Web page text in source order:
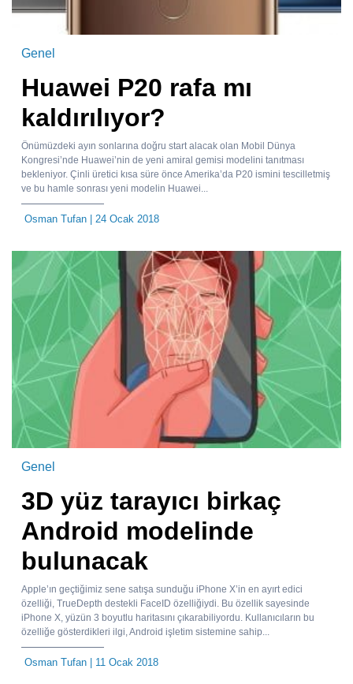
Genel
Huawei P20 rafa mı
kaldırılıyor?
Önümüzdeki ayın sonlarına doğru start alacak olan Mobil Dünya
Kongresi’nde Huawei’nin de yeni amiral gemisi modelini tanıtması
bekleniyor. Çinli üretici kısa süre önce Amerika’da P20 ismini tescilletmiş
ve bu hamle sonrası yeni modelin Huawei...
Osman Tufan | 24 Ocak 2018
Genel
3D yüz tarayıcı birkaç
Android modelinde
bulunacak
Apple’ın geçtiğimiz sene satışa sunduğu iPhone X’in en ayırt edici
özelliği, TrueDepth destekli FaceID özelliğiydi. Bu özellik sayesinde
iPhone X, yüzün 3 boyutlu haritasını çıkarabiliyordu. Kullanıcıların bu
özelliğe gösterdikleri ilgi, Android işletim sistemine sahip...
Osman Tufan | 11 Ocak 2018